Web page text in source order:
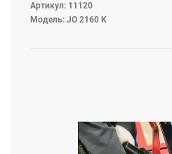
Артикул: 11120
Модель: JO 2160 K